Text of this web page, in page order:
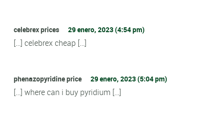
celebrex prices 29 enero, 2023 (4:54 pm)
[…] celebrex cheap […]
phenazopyridine price 29 enero, 2023 (5:04 pm)
[…] where can i buy pyridium […]